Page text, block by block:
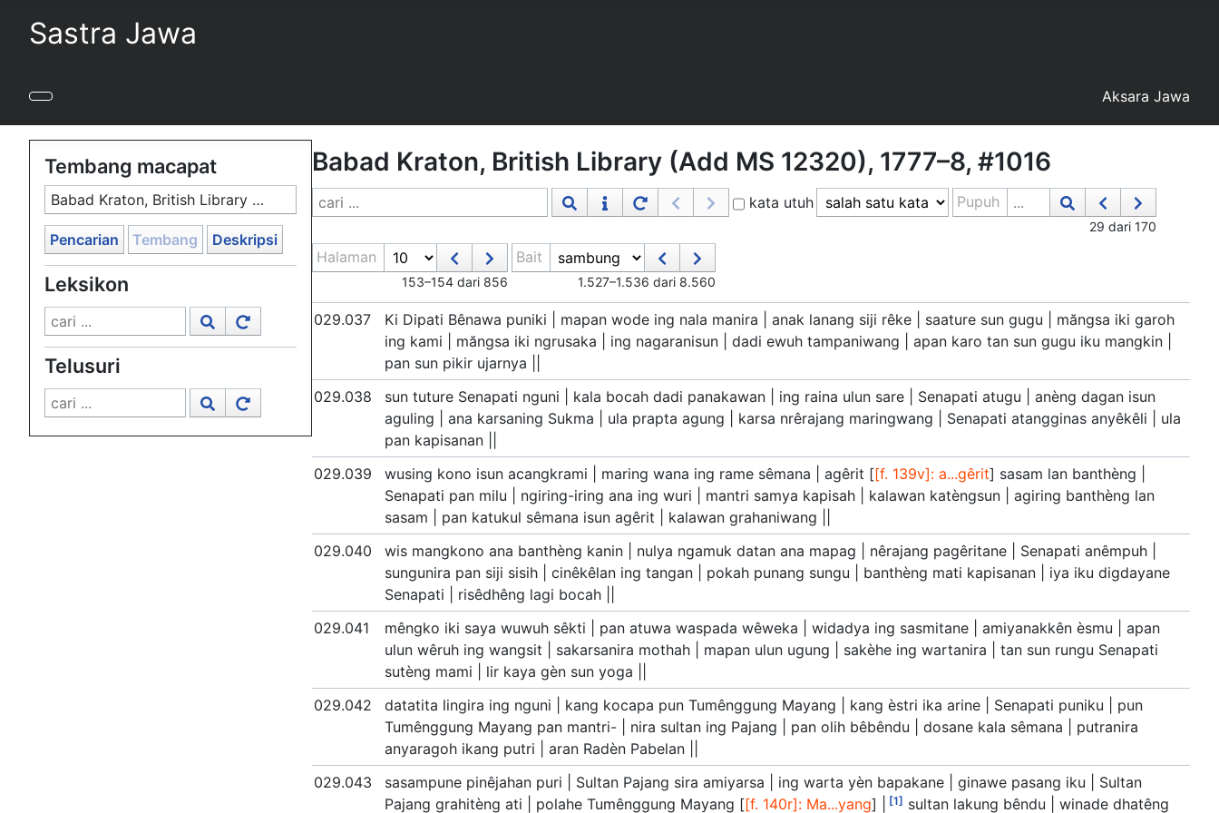
Sastra Jawa
Aksara Jawa
Tembang macapat
Babad Kraton, British Library (Add MS 12320), 1777–8, #1016
Pencarian Tembang Deskripsi
Leksikon
Telusuri
Babad Kraton, British Library (Add MS 12320), 1777–8, #1016
kata utuh Pupuh
29 dari 170
Halaman
153–154 dari 856
Bait
1.527–1.536 dari 8.560
029.037
Ki Dipati Bênawa puniki | mapan wode ing nala manira | anak lanang siji rêke | saature sun gugu | măngsa iki garoh
ing kami | măngsa iki ngrusaka | ing nagaranisun | dadi ewuh tampaniwang | apan karo tan sun gugu iku mangkin |
pan sun pikir ujarnya ||
029.038
sun tuture Senapati nguni | kala bocah dadi panakawan | ing raina ulun sare | Senapati atugu | anèng dagan isun
aguling | ana karsaning Sukma | ula prapta agung | karsa nrêrajang maringwang | Senapati atangginas anyêkêli | ula
pan kapisanan ||
029.039
wusing kono isun acangkrami | maring wana ing rame sêmana | agêrit [[f. 139v]: a...gêrit] sasam lan banthèng |
Senapati pan milu | ngiring-iring ana ing wuri | mantri samya kapisah | kalawan katèngsun | agiring banthèng lan
sasam | pan katukul sêmana isun agêrit | kalawan grahaniwang ||
029.040
wis mangkono ana banthèng kanin | nulya ngamuk datan ana mapag | nêrajang pagêritane | Senapati anêmpuh |
sungunira pan siji sisih | cinêkêlan ing tangan | pokah punang sungu | banthèng mati kapisanan | iya iku digdayane
Senapati | risêdhêng lagi bocah ||
029.041
mêngko iki saya wuwuh sêkti | pan atuwa waspada wêweka | widadya ing sasmitane | amiyanakkên èsmu | apan
ulun wêruh ing wangsit | sakarsanira mothah | mapan ulun ugung | sakèhe ing wartanira | tan sun rungu Senapati
sutèng mami | lir kaya gèn sun yoga ||
029.042
datatita lingira ing nguni | kang kocapa pun Tumênggung Mayang | kang èstri ika arine | Senapati puniku | pun
Tumênggung Mayang pan mantri- | nira sultan ing Pajang | pan olih bêbêndu | dosane kala sêmana | putranira
anyaragoh ikang putri | aran Radèn Pabelan ||
029.043
sasampune pinêjahan puri | Sultan Pajang sira amiyarsa | ing warta yèn bapakane | ginawe pasang iku | Sultan
Pajang grahitèng ati | polahe Tumênggung Mayang [[f. 140r]: Ma...yang] | [1] sultan lakung bêndu | winade dhatêng